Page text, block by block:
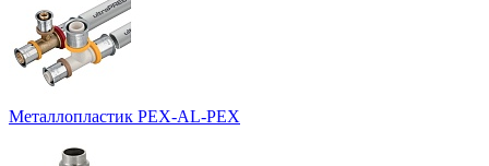
Металлопластик PEX-AL-PEX